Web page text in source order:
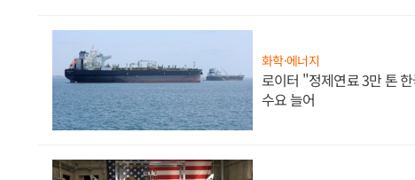
화학·에너지
로이터 "정제연료 3만 톤
수요 늘어